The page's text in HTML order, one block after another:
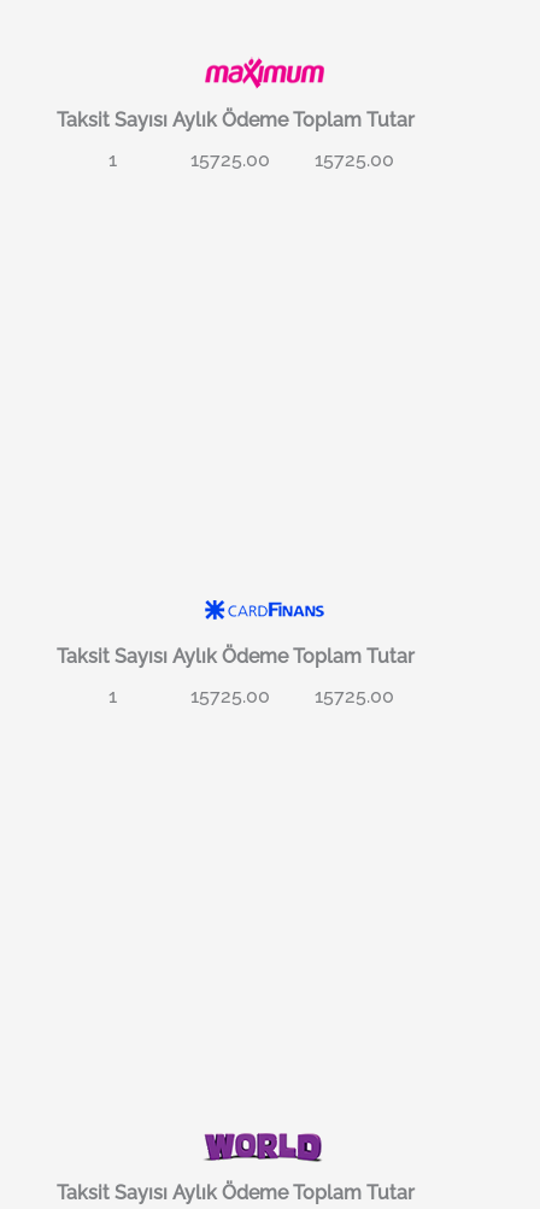
Taksit Sayısı Aylık Ödeme Toplam Tutar
1
15725.00 15725.00
Taksit Sayısı Aylık Ödeme Toplam Tutar
1
15725.00 15725.00
Taksit Sayısı Aylık Ödeme Toplam Tutar